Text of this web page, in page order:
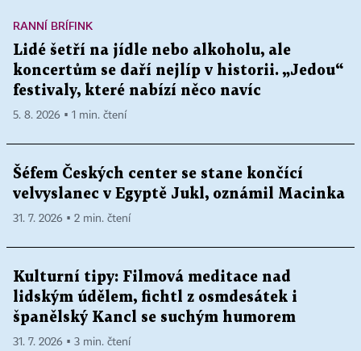
RANNÍ BRÍFINK
Lidé šetří na jídle nebo alkoholu, ale
koncertům se daří nejlíp v historii. „Jedou“
festivaly, které nabízí něco navíc
5. 8. 2026 ▪ 1 min. čtení
Šéfem Českých center se stane končící
velvyslanec v Egyptě Jukl, oznámil Macinka
31. 7. 2026 ▪ 2 min. čtení
Kulturní tipy: Filmová meditace nad
lidským údělem, fichtl z osmdesátek i
španělský Kancl se suchým humorem
31. 7. 2026 ▪ 3 min. čtení